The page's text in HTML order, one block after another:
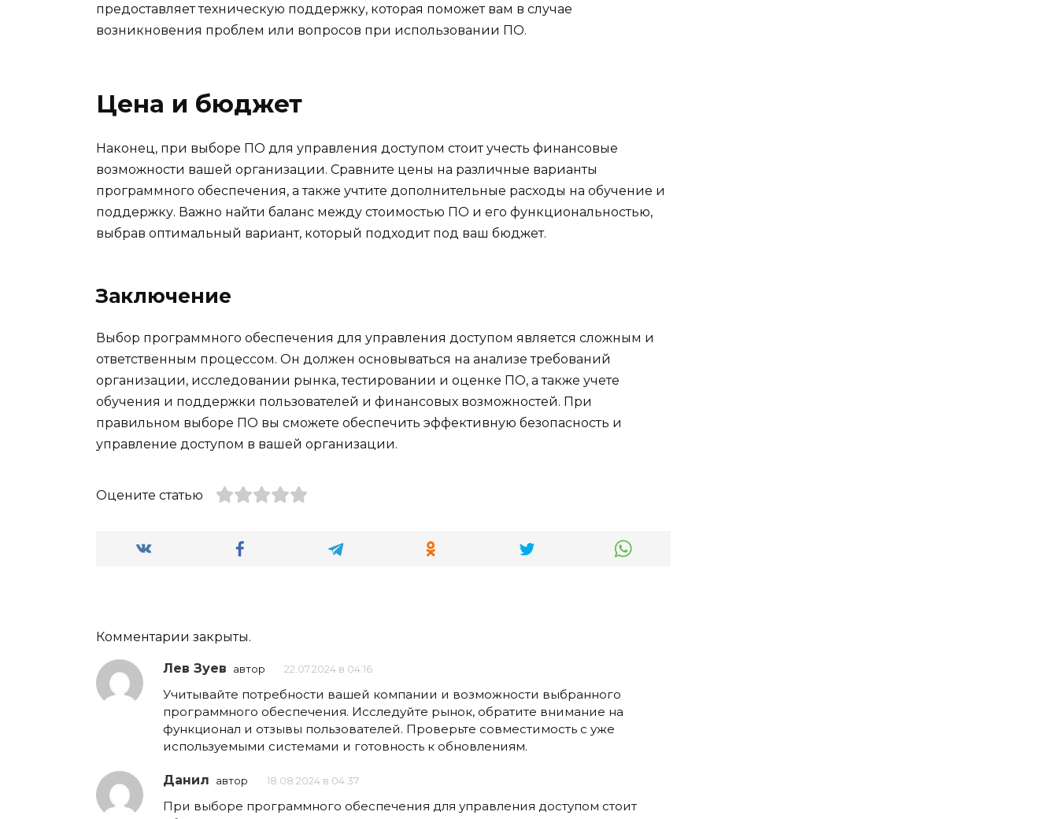
предоставляет техническую поддержку, которая поможет вам в случае
возникновения проблем или вопросов при использовании ПО.
Цена и бюджет
Наконец, при выборе ПО для управления доступом стоит учесть финансовые
возможности вашей организации. Сравните цены на различные варианты
программного обеспечения, а также учтите дополнительные расходы на обучение и
поддержку. Важно найти баланс между стоимостью ПО и его функциональностью,
выбрав оптимальный вариант, который подходит под ваш бюджет.
Заключение
Выбор программного обеспечения для управления доступом является сложным и
ответственным процессом. Он должен основываться на анализе требований
организации, исследовании рынка, тестировании и оценке ПО, а также учете
обучения и поддержки пользователей и финансовых возможностей. При
правильном выборе ПО вы сможете обеспечить эффективную безопасность и
управление доступом в вашей организации.
Оцените статью
Комментарии закрыты.
Лев Зуев автор 22.07.2024 в 04:16
Учитывайте потребности вашей компании и возможности выбранного
программного обеспечения. Исследуйте рынок, обратите внимание на
функционал и отзывы пользователей. Проверьте совместимость с уже
используемыми системами и готовность к обновлениям.
Данил автор 18.08.2024 в 04:37
При выборе программного обеспечения для управления доступом стоит